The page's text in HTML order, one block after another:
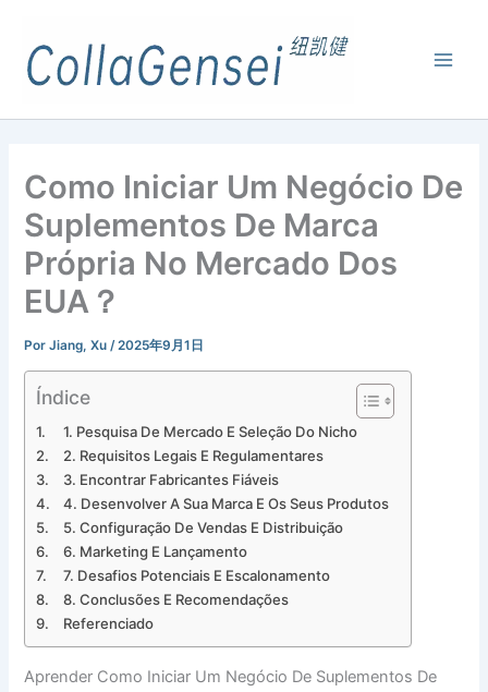
Como Iniciar Um Negócio De
Suplementos De Marca
Própria No Mercado Dos
EUA？
PorJiang, Xu/2025年9月1日
Índice
1. Pesquisa De Mercado E Seleção Do Nicho
2. Requisitos Legais E Regulamentares
3. Encontrar Fabricantes Fiáveis
4. Desenvolver A Sua Marca E Os Seus Produtos
5. Configuração De Vendas E Distribuição
6. Marketing E Lançamento
7. Desafios Potenciais E Escalonamento
8. Conclusões E Recomendações
Referenciado
Aprender Como Iniciar Um Negócio De Suplementos De